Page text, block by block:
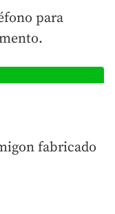
para
fabricado